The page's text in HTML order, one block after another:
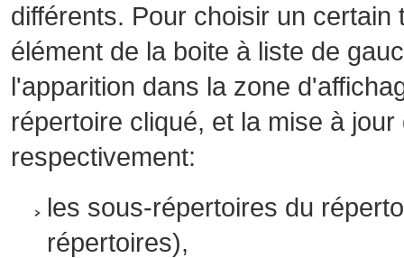
différents. Pour choisir un
élément de la boite à liste de
l'apparition dans la zone
répertoire cliqué, et la mise à
respectivement:
les sous-répertoires du
répertoires),